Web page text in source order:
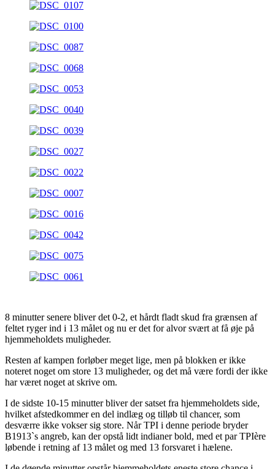
8 minutter senere bliver det 0-2, et hårdt fladt skud fra grænsen af
feltet ryger ind i 13 målet og nu er det for alvor svært at få øje på
hjemmeholdets muligheder.
Resten af kampen forløber meget lige, men på blokken er ikke
noteret noget om store 13 muligheder, og det må være fordi der ikke
har været noget at skrive om.
I de sidste 10-15 minutter bliver der satset fra hjemmeholdets side,
hvilket afstedkommer en del indlæg og tilløb til chancer, som
desværre ikke vokser sig store. Når TPI i denne periode bryder
B1913`s angreb, kan der opstå lidt indianer bold, med et par TPIère
løbende i retning af 13 målet og med 13 forsvaret i hælene.